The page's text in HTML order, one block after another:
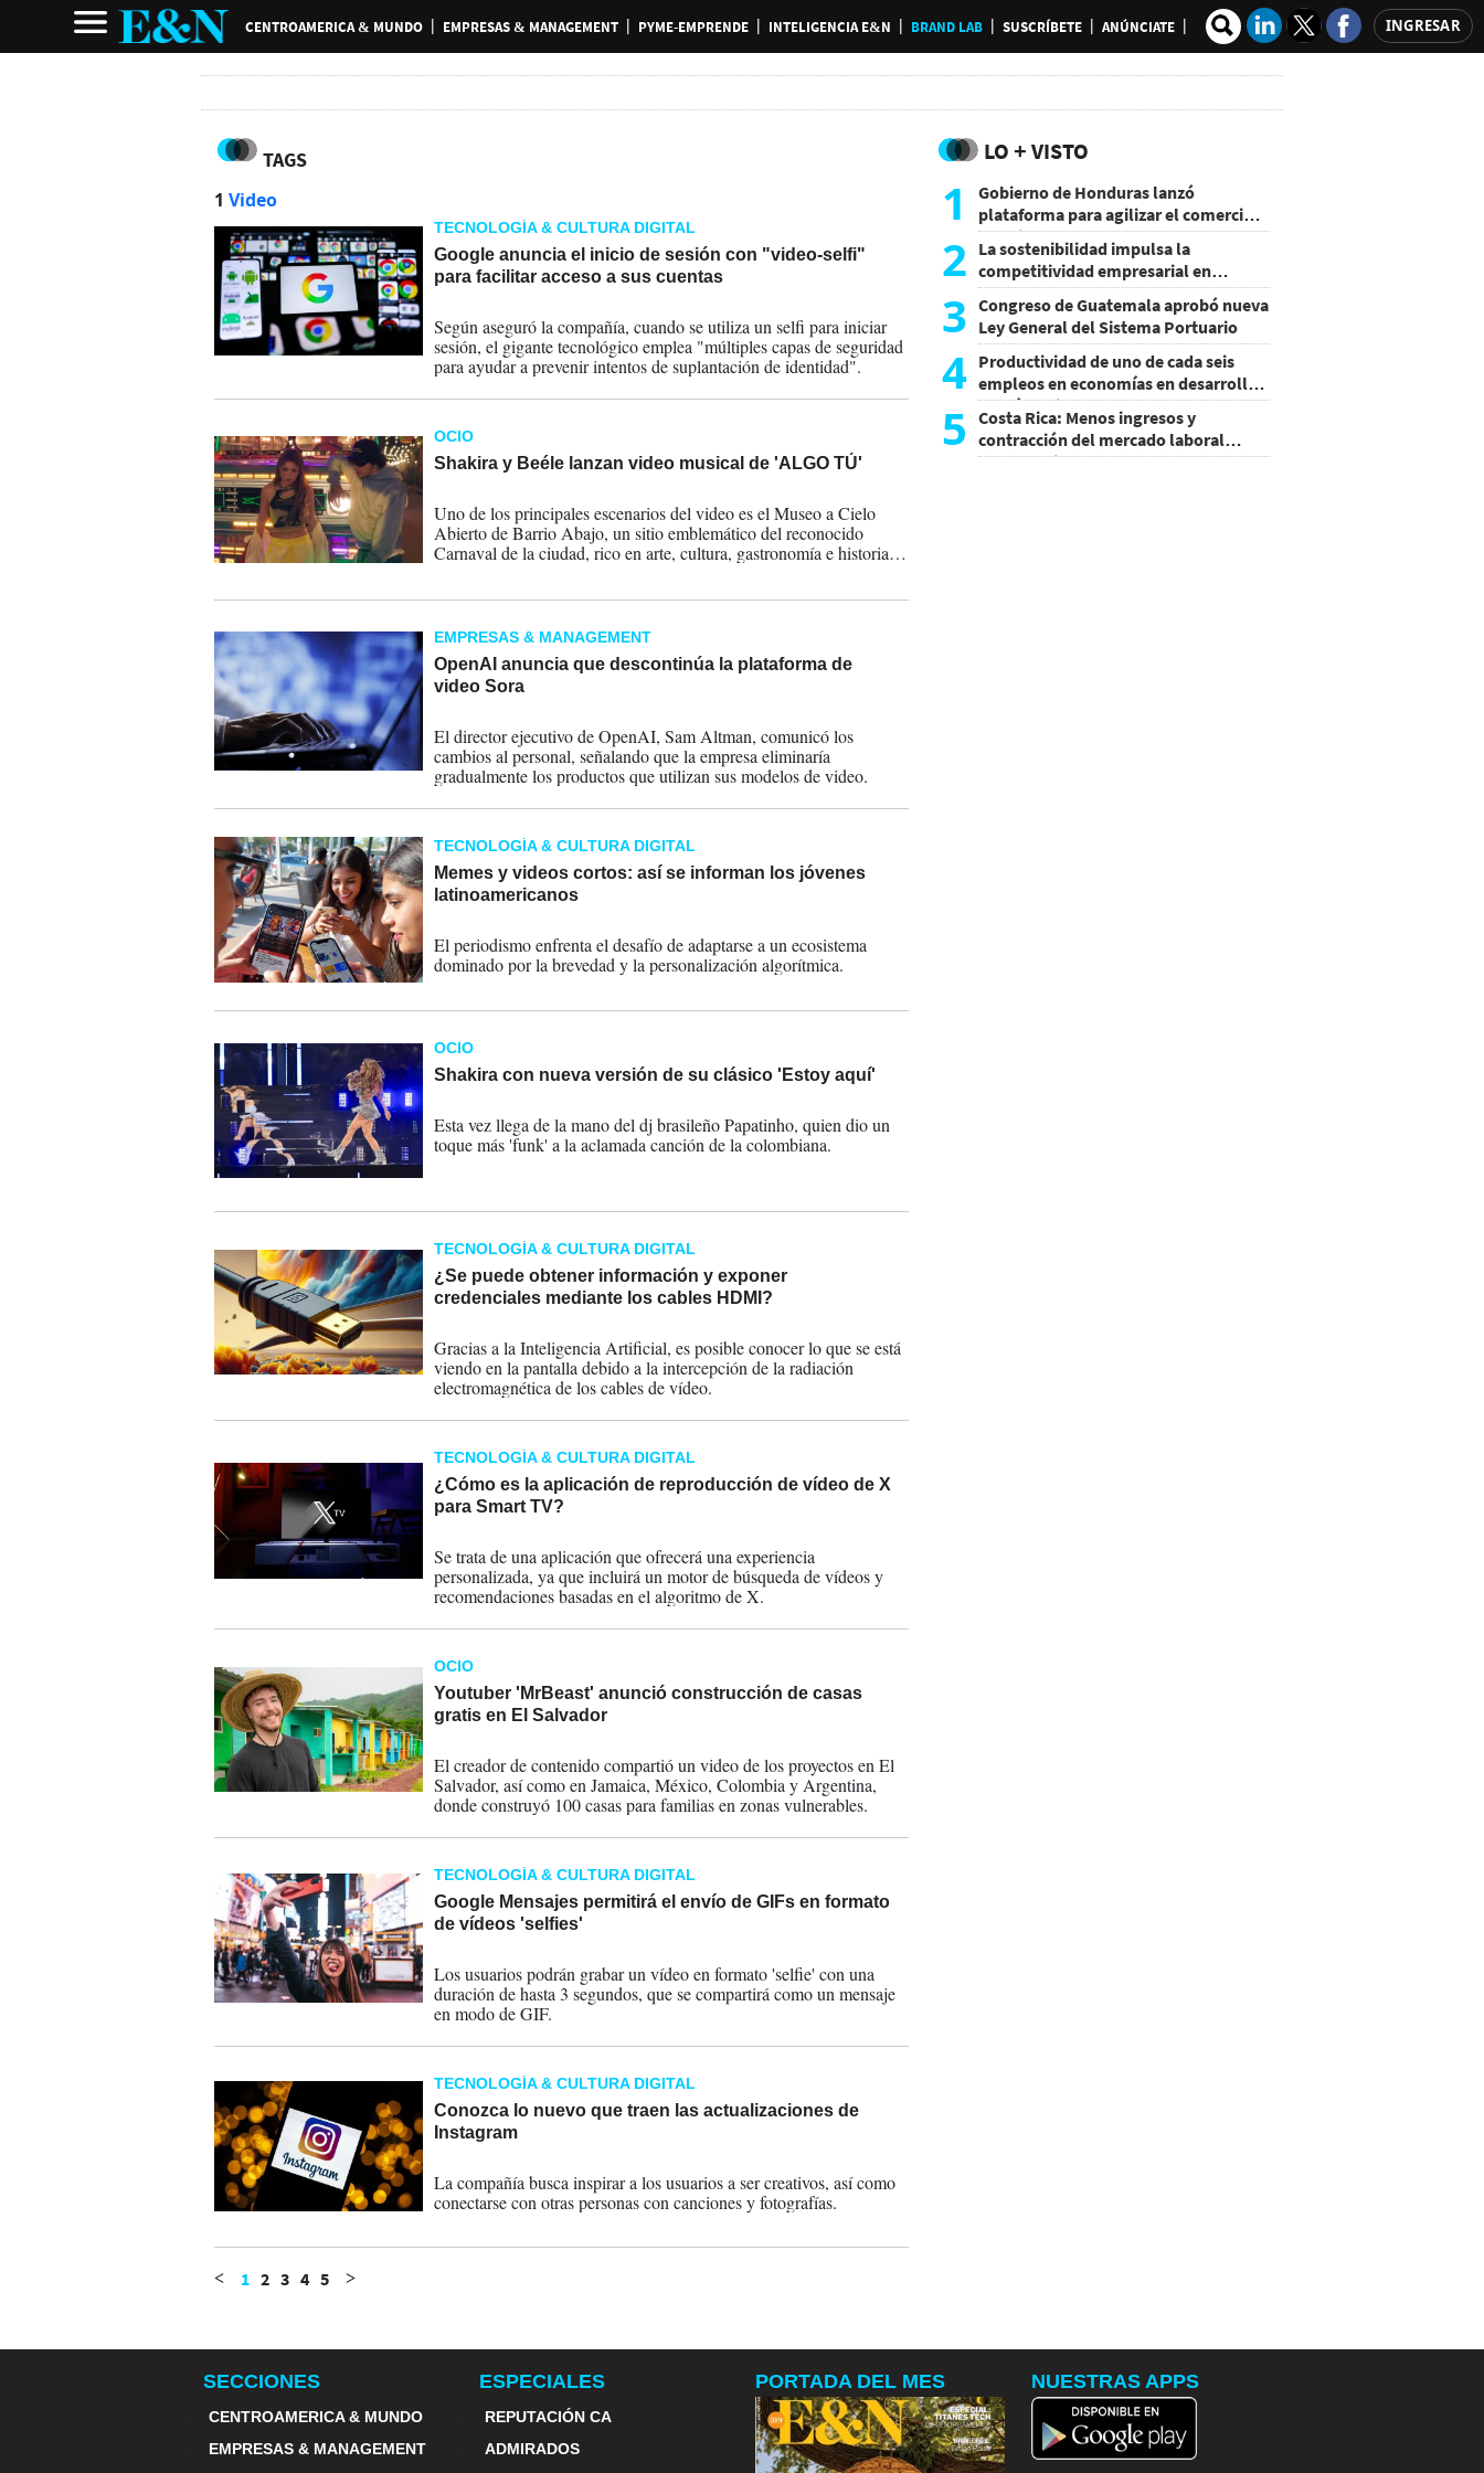
CENTROAMERICA & MUNDO EMPRESAS & MANAGEMENT PYME-EMPRENDE INTELIGENCIA E&N BRAND LAB SUSCRÍBETE ANÚNCIATE INGRESAR
TAGS
1 Video
TECNOLOGÍA & CULTURA DIGITAL
Google anuncia el inicio de sesión con "video-selfi"
para facilitar acceso a sus cuentas
Según aseguró la compañía, cuando se utiliza un selfi para iniciar
sesión, el gigante tecnológico emplea "múltiples capas de seguridad
para ayudar a prevenir intentos de suplantación de identidad".
OCIO
Shakira y Beéle lanzan video musical de 'ALGO TÚ'
Uno de los principales escenarios del video es el Museo a Cielo
Abierto de Barrio Abajo, un sitio emblemático del reconocido
Carnaval de la ciudad, rico en arte, cultura, gastronomía e historia,
EMPRESAS & MANAGEMENT
OpenAI anuncia que descontinúa la plataforma de
video Sora
El director ejecutivo de OpenAI, Sam Altman, comunicó los
cambios al personal, señalando que la empresa eliminaría
gradualmente los productos que utilizan sus modelos de video.
TECNOLOGÍA & CULTURA DIGITAL
Memes y videos cortos: así se informan los jóvenes
latinoamericanos
El periodismo enfrenta el desafío de adaptarse a un ecosistema
dominado por la brevedad y la personalización algorítmica.
OCIO
Shakira con nueva versión de su clásico 'Estoy aquí'
Esta vez llega de la mano del dj brasileño Papatinho, quien dio un
toque más 'funk' a la aclamada canción de la colombiana.
TECNOLOGÍA & CULTURA DIGITAL
¿Se puede obtener información y exponer
credenciales mediante los cables HDMI?
Gracias a la Inteligencia Artificial, es posible conocer lo que se está
viendo en la pantalla debido a la intercepción de la radiación
electromagnética de los cables de vídeo.
TECNOLOGÍA & CULTURA DIGITAL
¿Cómo es la aplicación de reproducción de vídeo de X
para Smart TV?
Se trata de una aplicación que ofrecerá una experiencia
personalizada, ya que incluirá un motor de búsqueda de vídeos y
recomendaciones basadas en el algoritmo de X.
OCIO
Youtuber 'MrBeast' anunció construcción de casas
gratis en El Salvador
El creador de contenido compartió un video de los proyectos en El
Salvador, así como en Jamaica, México, Colombia y Argentina,
donde construyó 100 casas para familias en zonas vulnerables.
TECNOLOGÍA & CULTURA DIGITAL
Google Mensajes permitirá el envío de GIFs en formato
de vídeos 'selfies'
Los usuarios podrán grabar un vídeo en formato 'selfie' con una
duración de hasta 3 segundos, que se compartirá como un mensaje
en modo de GIF.
TECNOLOGÍA & CULTURA DIGITAL
Conozca lo nuevo que traen las actualizaciones de
Instagram
La compañía busca inspirar a los usuarios a ser creativos, así como
conectarse con otras personas con canciones y fotografías.
< 1 2 3 4 5 >
LO + VISTO
1
Gobierno de Honduras lanzó
plataforma para agilizar el comercio
exterior
2 La sostenibilidad impulsa la
competitividad empresarial en
Guatemala
3 Congreso de Guatemala aprobó nueva
Ley General del Sistema Portuario
4 Productividad de uno de cada seis
empleos en economías en desarrollo
podría mejorar por la IA
5
Costa Rica: Menos ingresos y
contracción del mercado laboral
causan baja del consumo
SECCIONES
CENTROAMERICA & MUNDO
EMPRESAS & MANAGEMENT
ESPECIALES
REPUTACIÓN CA
ADMIRADOS
PORTADA DEL MES NUESTRAS APPS